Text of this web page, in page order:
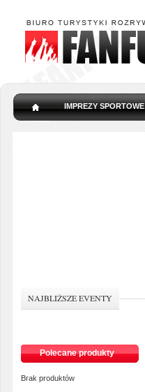
IMPREZY SPORTOWE
NAJBLIŻSZE EVENTY
Polecane produkty
Brak produktów